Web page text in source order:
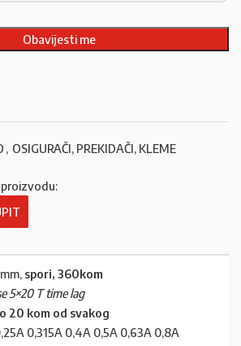
, OSIGURAČI, PREKIDAČI, KLEME
mm, spori, 360kom
5×20 T time lag
20 kom od svakog
0,315A 0,4A 0,5A 0,63A 0,8A